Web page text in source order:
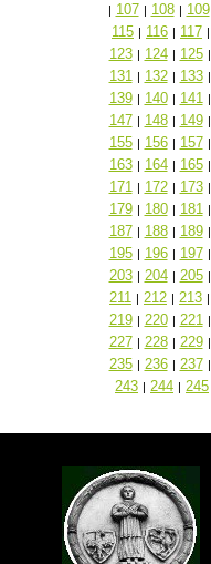
| 107 | 108 | 109
115 | 116 | 117 |
123 | 124 | 125 |
131 | 132 | 133 |
139 | 140 | 141 |
147 | 148 | 149 |
155 | 156 | 157 |
163 | 164 | 165 |
171 | 172 | 173 |
179 | 180 | 181 |
187 | 188 | 189 |
195 | 196 | 197 |
203 | 204 | 205 |
211 | 212 | 213 |
219 | 220 | 221 |
227 | 228 | 229 |
235 | 236 | 237 |
243 | 244 | 245